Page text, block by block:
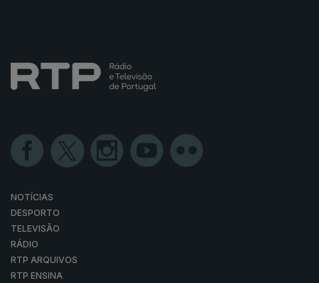
NOTÍCIAS
DESPORTO
TELEVISÃO
RÁDIO
RTP ARQUIVOS
RTP ENSINA